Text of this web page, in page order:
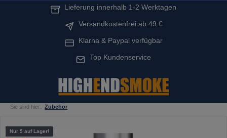
Lieferung innerhalb 1-2 Werktagen
Versandkostenfrei ab 49 €
Klarna & Paypal verfügbar
Top Kundenservice
Sie sind hier: Zubehör
Bildergalerie überspringen
Nur 5 auf Lager!